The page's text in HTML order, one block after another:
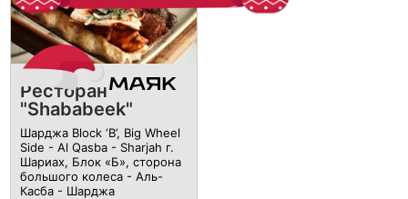
Ресторан
"Shababeek"
Шарджа Block ‘B’, Big Wheel
Side - Al Qasba - Sharjah г.
Шариах, Блок «Б», сторона
большого колеса - Аль-
Касба - Шарджа